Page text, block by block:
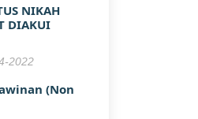
NIKAH
DIAKUI
2022
(Non